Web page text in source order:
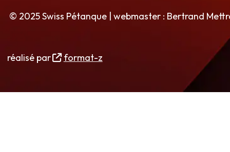
© 2025 Swiss Pétanque | webmaster : Bertrand
réalisé par format-z